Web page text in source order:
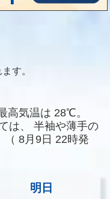
す。
高気温は 28℃。
は、
半袖や薄手の
（ 8月9日 22時発
明日